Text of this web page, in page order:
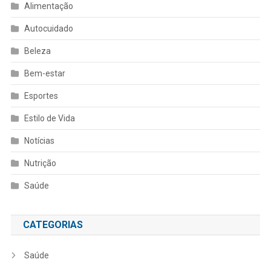
Alimentação
Autocuidado
Beleza
Bem-estar
Esportes
Estilo de Vida
Notícias
Nutrição
Saúde
CATEGORIAS
Saúde